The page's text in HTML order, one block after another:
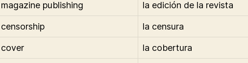
magazine publishing la edición de la revista
censorship la censura
cover la cobertura